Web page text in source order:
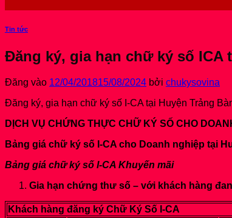
Tin tức
Đăng ký, gia hạn chữ ký số ICA
Đăng vào 12/04/201815/08/2024 bởi chukysovina
Đăng ký, gia hạn chữ ký số I-CA tại Huyện Trảng
DỊCH VỤ CHỨNG THỰC CHỮ KÝ SỐ CHO
Bảng giá chữ ký số I-CA cho Doanh nghiệp tại
Bảng giá chữ ký số I-CA Khuyến mãi
Gia hạn chứng thư số – với khách hàng
Khách hàng đăng ký Chữ Ký Số I-CA